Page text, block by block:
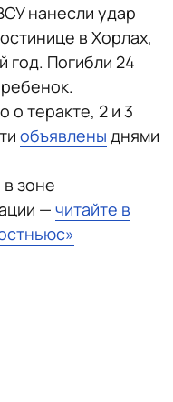
нанесли удар
в Хорлах,
год. Погибли 24
о теракте, 2 и 3
объявлены днями
зоне
— читайте в